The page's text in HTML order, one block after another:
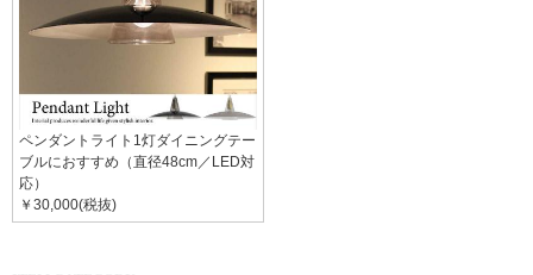
ペンダントライト1灯ダイニングテー
ブルにおすすめ（直径48cm／LED対
応）
￥30,000(税抜)